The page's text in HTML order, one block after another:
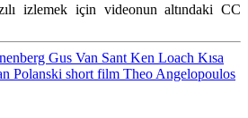
izlemek için videonun altındaki CC
Gus Van Sant Ken Loach Kısa
Polanski short film Theo Angelopoulos